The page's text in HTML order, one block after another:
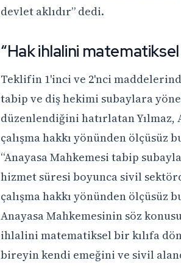
devlet aklıdır” dedi.
“Hak ihlalini
Teklifin 1'inci ve 2'nci
tabip ve diş hekimi subaylara
düzenlendiğini hatırlatan Yılmaz,
çalışma hakkı yönünden ölçüsüz
“Anayasa Mahkemesi tabip
hizmet süresi boyunca sivil
çalışma hakkı yönünden
Anayasa Mahkemesinin söz
ihlalini matematiksel bir kılıfa
bireyin kendi emeğini ve sivil